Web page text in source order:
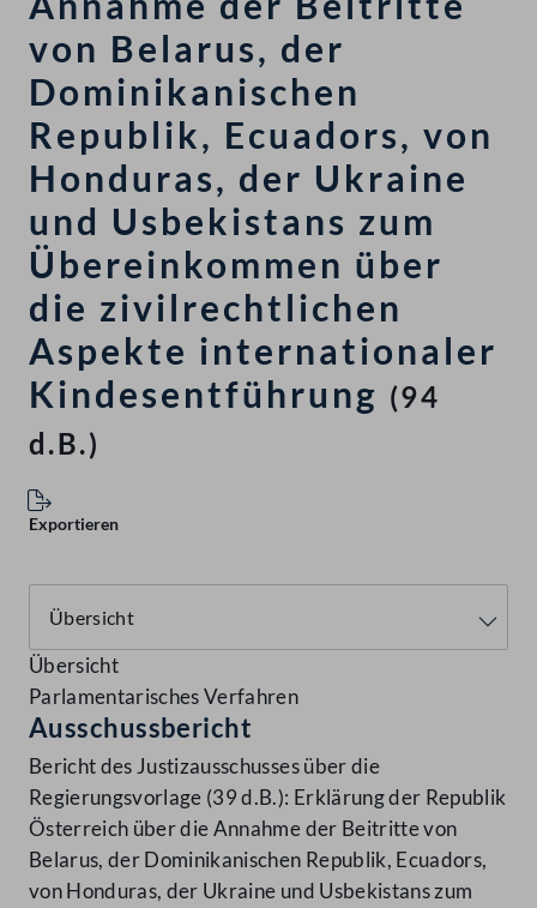
von Belarus, der
Dominikanischen
Republik, Ecuadors, von
Honduras, der Ukraine
und Usbekistans zum
Übereinkommen über
die zivilrechtlichen
Aspekte internationaler
Kindesentführung (94
d.B.)
Exportieren
Übersicht
Parlamentarisches Verfahren
Ausschussbericht
Bericht des Justizausschusses über die
Regierungsvorlage (39 d.B.): Erklärung der Republik
Österreich über die Annahme der Beitritte von
Belarus, der Dominikanischen Republik, Ecuadors,
von Honduras, der Ukraine und Usbekistans zum